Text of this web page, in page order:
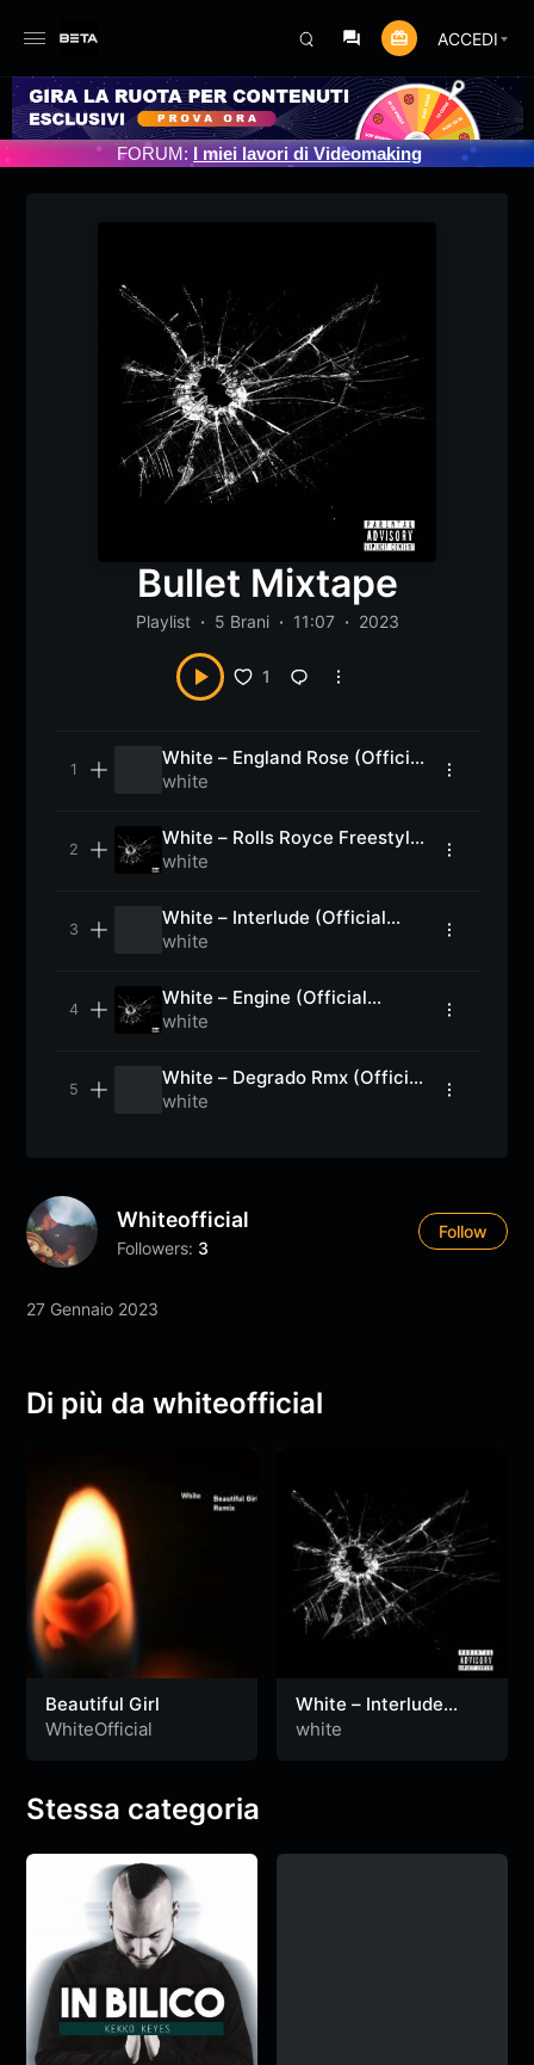
ACCEDI
PROGRAMMATO 3/07/2025
FORUM: I miei lavori di Videomaking
Bullet Mixtape
Playlist 5 Brani 11:07 2023
1
White – England Rose (Official
Music/Pic Video ) Bullet
white
White – Rolls Royce Freestyle
(Official Music/Pic Video )
white
White – Interlude (Official
Music/Pic Video )
white
White – Engine (Official
Music/Pic Video )
white
White – Degrado Rmx (Official
Music/Pic Video )
white
Whiteofficial
Followers: 3
Follow
27 Gennaio 2023
Di più da whiteofficial
Beautiful Girl
WhiteOfficial
White – Interlude
(Official Music/Pic
white
Stessa categoria